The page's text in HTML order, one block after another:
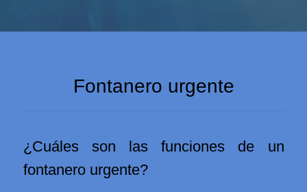
Fontanero urgente
¿Cuáles son las funciones de un
fontanero urgente?